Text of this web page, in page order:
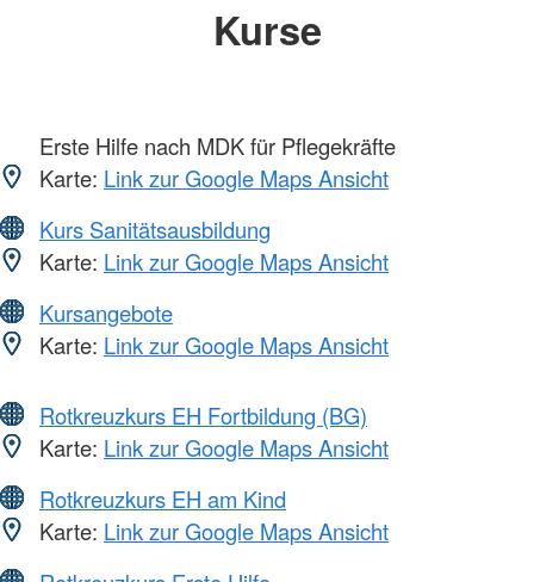
Kurse
Erste Hilfe nach MDK für Pflegekräfte
Karte: Link zur Google Maps Ansicht
Kurs Sanitätsausbildung
Karte: Link zur Google Maps Ansicht
Kursangebote
Karte: Link zur Google Maps Ansicht
Rotkreuzkurs EH Fortbildung (BG)
Karte: Link zur Google Maps Ansicht
Rotkreuzkurs EH am Kind
Karte: Link zur Google Maps Ansicht